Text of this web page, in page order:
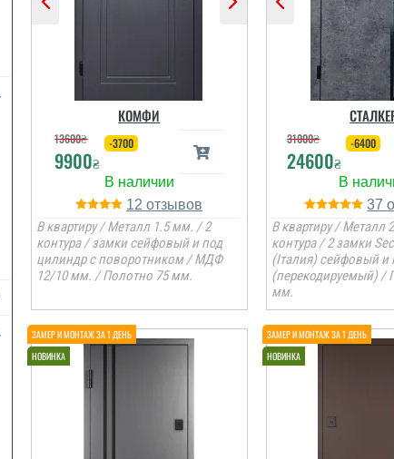
КОМФИ
13600₴
9900₴
-3700
12
В квартиру / Металл 1.5 мм. / 2
контура / замки сейфовый и под
цилиндр с поворотником / МДФ
12/10 мм. / Полотно 75 мм.
31000₴
24600₴
-6400
37
В квартиру / Металл
контура / 2 замки
(Італия) сейфовый и
(перекодируемый) /
мм.